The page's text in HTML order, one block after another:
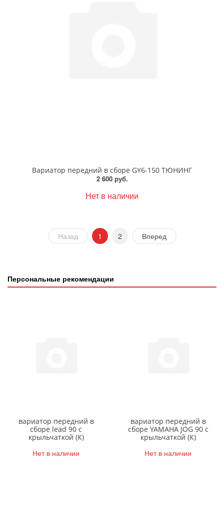
Вариатор передний в сборе GY6-150 ТЮНИНГ
2 600 руб.
Нет в наличии
Назад 1 2 Вперед
Персональные рекомендации
вариатор передний в
сборе lead 90 с
крыльчаткой (К)
Нет в наличии
вариатор передний в
сборе YAMAHA JOG 90 с
крыльчаткой (К)
Нет в наличии